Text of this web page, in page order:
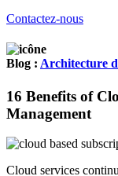
Contactez-nous
Blog : Architecture
16 Benefits of
Management
Cloud services